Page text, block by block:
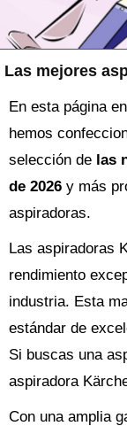
Las mejores
En esta página
hemos
selección de las
de 2026 y más
aspiradoras.
Las aspiradoras
rendimiento
industria. Esta
estándar de
Si buscas una
aspiradora
Con una amplia